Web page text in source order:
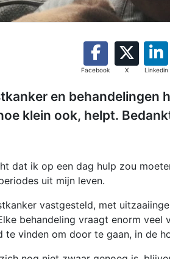
Facebook X Linkedin
en behandelingen
klein ook, helpt.
dat ik op een dag hulp zou
uit mijn leven.
vastgesteld, met
behandeling vraagt enorm veel
te vinden om door te gaan, in de